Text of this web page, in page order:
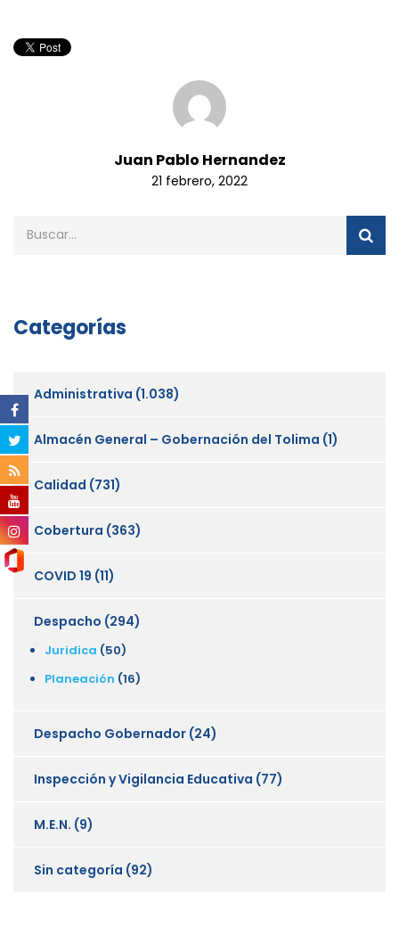
Juan Pablo Hernandez
21 febrero, 2022
Categorías
Administrativa (1.038)
Almacén General – Gobernación del Tolima (1)
Calidad (731)
Cobertura (363)
COVID 19 (11)
Despacho (294)
Juridica (50)
Planeación (16)
Despacho Gobernador (24)
Inspección y Vigilancia Educativa (77)
M.E.N. (9)
Sin categoría (92)